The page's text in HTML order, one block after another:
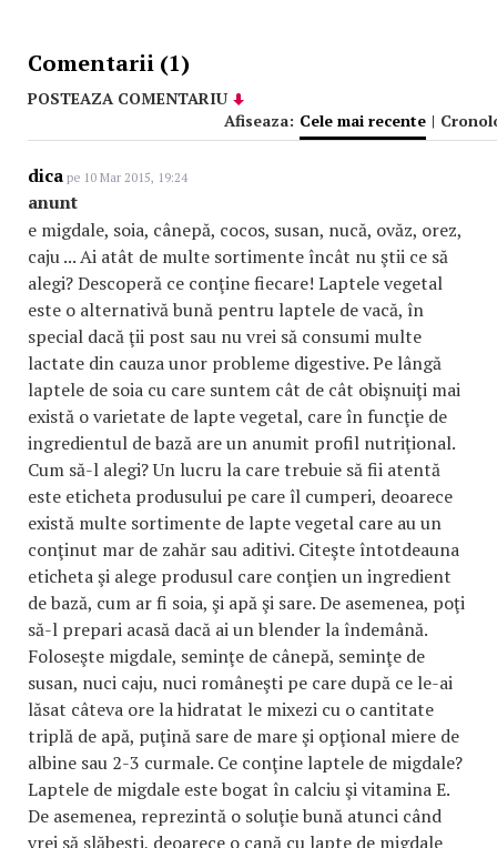
Comentarii (1)
POSTEAZA COMENTARIU
Afiseaza: Cele mai recente |
dica pe 10 Mar 2015, 19:24
anunt
e migdale, soia, cânepă, cocos, susan, nucă, ovăz, orez,
caju ... Ai atât de multe sortimente încât nu ştii ce să
alegi? Descoperă ce conţine fiecare! Laptele vegetal
este o alternativă bună pentru laptele de vacă, în
special dacă ţii post sau nu vrei să consumi multe
lactate din cauza unor probleme digestive. Pe lângă
laptele de soia cu care suntem cât de cât obişnuiţi mai
există o varietate de lapte vegetal, care în funcţie de
ingredientul de bază are un anumit profil nutriţional.
Cum să-l alegi? Un lucru la care trebuie să fii atentă
este eticheta produsului pe care îl cumperi, deoarece
există multe sortimente de lapte vegetal care au un
conţinut mar de zahăr sau aditivi. Citeşte întotdeauna
eticheta şi alege produsul care conţien un ingredient
de bază, cum ar fi soia, şi apă şi sare. De asemenea, poţi
să-l prepari acasă dacă ai un blender la îndemână.
Foloseşte migdale, seminţe de cânepă, seminţe de
susan, nuci caju, nuci româneşti pe care după ce le-ai
lăsat câteva ore la hidratat le mixezi cu o cantitate
triplă de apă, puţină sare de mare şi opţional miere de
albine sau 2-3 curmale. Ce conţine laptele de migdale?
Laptele de migdale este bogat în calciu şi vitamina E.
De asemenea, reprezintă o soluţie bună atunci când
vrei să slăbeşti, deoarece o cană cu lapte de migdale